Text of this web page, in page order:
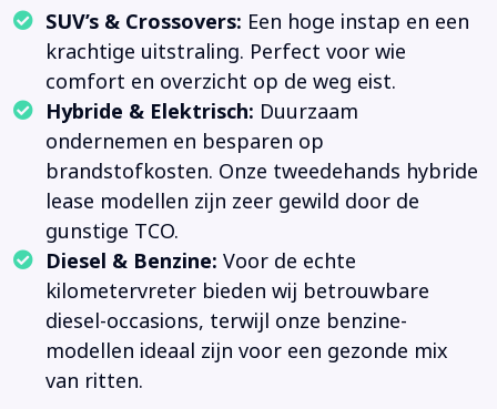
SUV’s & Crossovers: Een hoge instap en een
krachtige uitstraling. Perfect voor wie
comfort en overzicht op de weg eist.
Hybride & Elektrisch: Duurzaam
ondernemen en besparen op
brandstofkosten. Onze tweedehands hybride
lease modellen zijn zeer gewild door de
gunstige TCO.
Diesel & Benzine: Voor de echte
kilometervreter bieden wij betrouwbare
diesel-occasions, terwijl onze benzine-
modellen ideaal zijn voor een gezonde mix
van ritten.